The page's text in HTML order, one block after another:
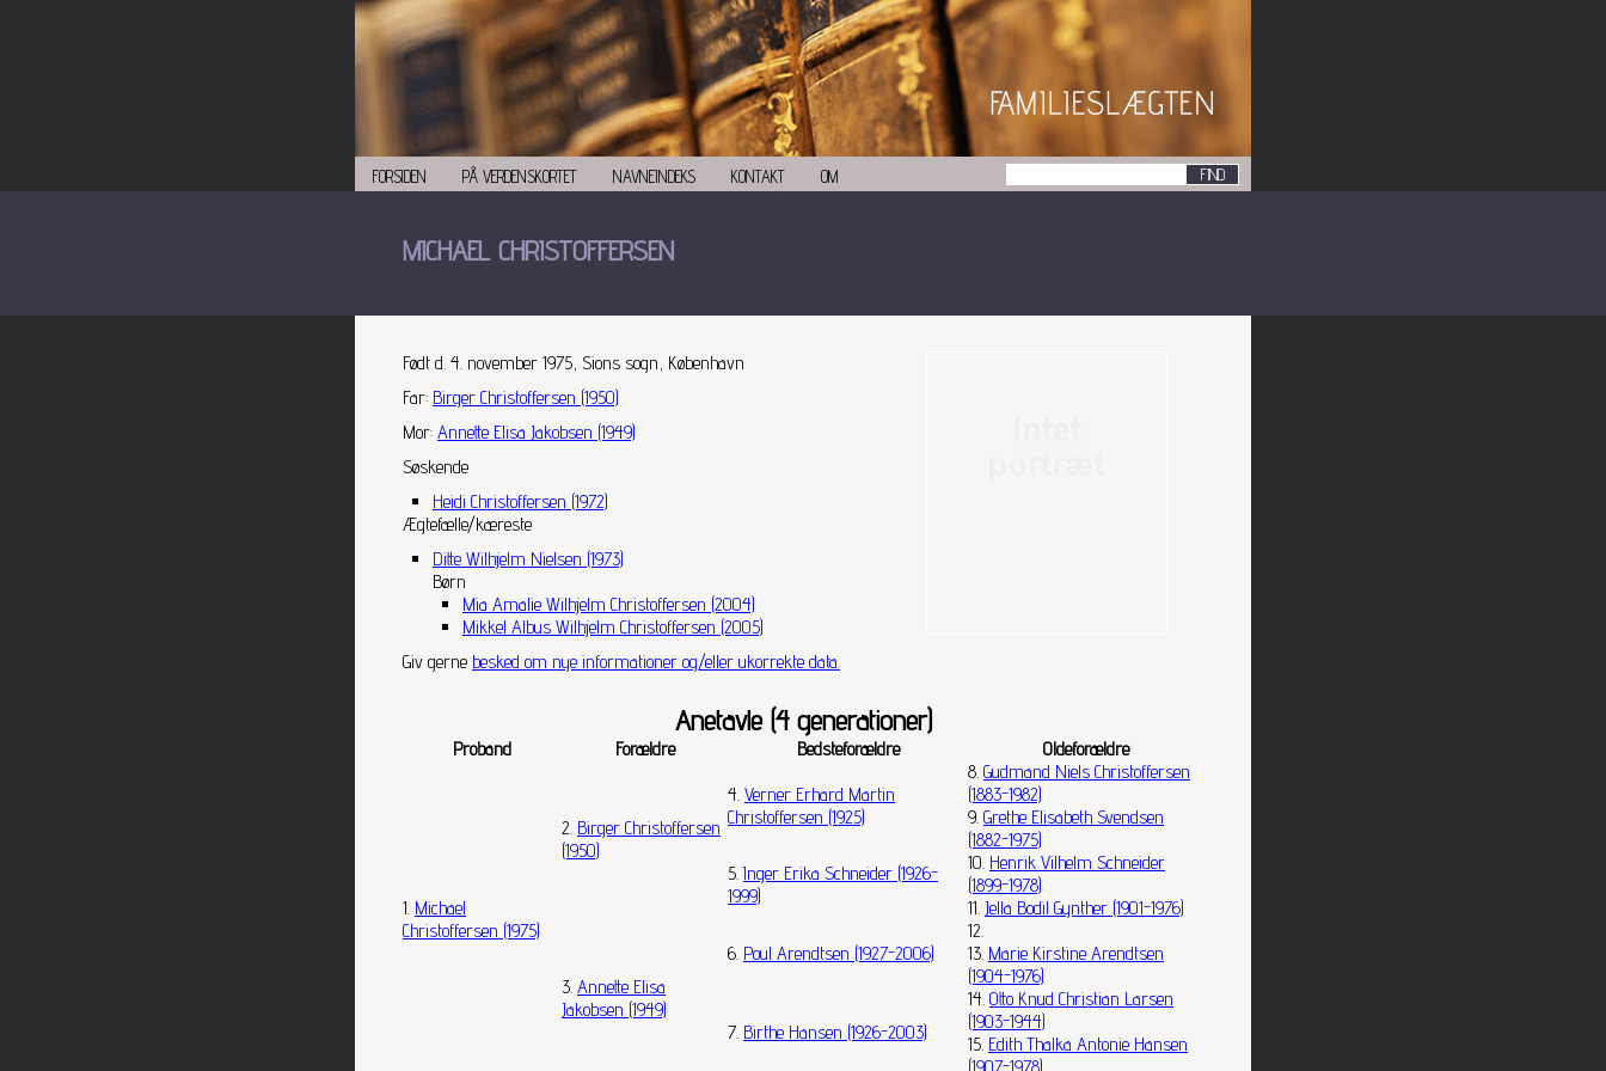
FORSIDEN PÅ VERDENSKORTET NAVNEINDEKS KONTAKT OM
MICHAEL CHRISTOFFERSEN
Født d. 4. november 1975, Sions sogn, København
Far: Birger Christoffersen (1950)
Mor: Annette Elisa Jakobsen (1949)
Søskende
Heidi Christoffersen (1972)
Ægtefælle/kæreste
Ditte Wilhjelm Nielsen (1973)
Børn
Mia Amalie Wilhjelm Christoffersen (2004)
Mikkel Albus Wilhjelm Christoffersen (2005)
Giv gerne besked om nye informationer og/eller ukorrekte data.
Anetavle (4 generationer)
Proband Forældre Bedsteforældre Oldeforældre
1. Michael
Christoffersen (1975)
2. Birger Christoffersen
(1950)
4. Verner Erhard Martin
Christoffersen (1925)
8. Gudmand Niels Christoffersen
(1883-1982)
9. Grethe Elisabeth Svendsen
(1882-1975)
5. Inger Erika Schneider (1926-
1999)
10. Henrik Vilhelm Schneider
(1899-1978)
11. Jella Bodil Gynther (1901-1976)
3. Annette Elisa
Jakobsen (1949)
6. Poul Arendtsen (1927-2006)
12.
13. Marie Kirstine Arendtsen
(1904-1976)
7. Birthe Hansen (1926-2003)
14. Otto Knud Christian Larsen
(1903-1944)
15. Edith Thalka Antonie Hansen